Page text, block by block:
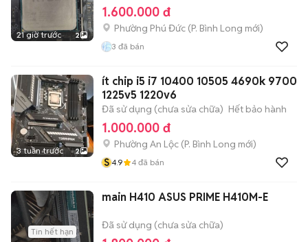
21 giờ trước 2
1.600.000 đ
Phường Phú Đức (P. Bình Long mới)
3 đã bán
3 tuần trước 2
ít chip i5 i7 10400 10505 4690k 9700
1225v5 1220v6
Đã sử dụng (chưa sửa chữa) Hết bảo hành
1.000.000 đ
Phường An Lộc (P. Bình Long mới)
S 4.9 4 đã bán
Tin hết hạn
main H410 ASUS PRIME H410M-E
Đã sử dụng (chưa sửa chữa)